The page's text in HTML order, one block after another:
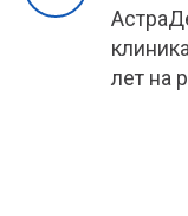
лет на